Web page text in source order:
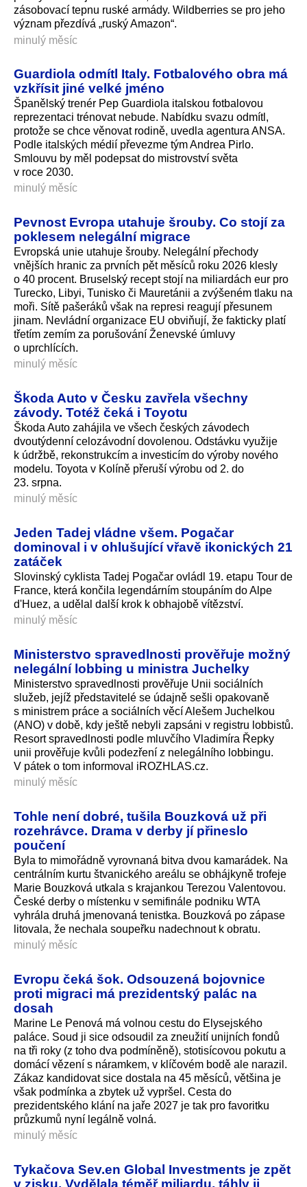
zásobovací tepnu ruské armády. Wildberries se pro jeho
význam přezdívá „ruský Amazon“.
minulý měsíc
Guardiola odmítl Italy. Fotbalového obra má
vzkřísit jiné velké jméno
Španělský trenér Pep Guardiola italskou fotbalovou
reprezentaci trénovat nebude. Nabídku svazu odmítl,
protože se chce věnovat rodině, uvedla agentura ANSA.
Podle italských médií převezme tým Andrea Pirlo.
Smlouvu by měl podepsat do mistrovství světa
v roce 2030.
minulý měsíc
Pevnost Evropa utahuje šrouby. Co stojí za
poklesem nelegální migrace
Evropská unie utahuje šrouby. Nelegální přechody
vnějších hranic za prvních pět měsíců roku 2026 klesly
o 40 procent. Bruselský recept stojí na miliardách eur pro
Turecko, Libyi, Tunisko či Mauretánii a zvýšeném tlaku na
moři. Sítě pašeráků však na represi reagují přesunem
jinam. Nevládní organizace EU obviňují, že fakticky platí
třetím zemím za porušování Ženevské úmluvy
o uprchlících.
minulý měsíc
Škoda Auto v Česku zavřela všechny
závody. Totéž čeká i Toyotu
Škoda Auto zahájila ve všech českých závodech
dvoutýdenní celozávodní dovolenou. Odstávku využije
k údržbě, rekonstrukcím a investicím do výroby nového
modelu. Toyota v Kolíně přeruší výrobu od 2. do
23. srpna.
minulý měsíc
Jeden Tadej vládne všem. Pogačar
dominoval i v ohlušující vřavě ikonických 21
zatáček
Slovinský cyklista Tadej Pogačar ovládl 19. etapu Tour de
France, která končila legendárním stoupáním do Alpe
d'Huez, a udělal další krok k obhajobě vítězství.
minulý měsíc
Ministerstvo spravedlnosti prověřuje možný
nelegální lobbing u ministra Juchelky
Ministerstvo spravedlnosti prověřuje Unii sociálních
služeb, jejíž představitelé se údajně sešli opakovaně
s ministrem práce a sociálních věcí Alešem Juchelkou
(ANO) v době, kdy ještě nebyli zapsáni v registru lobbistů.
Resort spravedlnosti podle mluvčího Vladimíra Řepky
unii prověřuje kvůli podezření z nelegálního lobbingu.
V pátek o tom informoval iROZHLAS.cz.
minulý měsíc
Tohle není dobré, tušila Bouzková už při
rozehrávce. Drama v derby jí přineslo
poučení
Byla to mimořádně vyrovnaná bitva dvou kamarádek. Na
centrálním kurtu štvanického areálu se obhájkyně trofeje
Marie Bouzková utkala s krajankou Terezou Valentovou.
České derby o místenku v semifinále podniku WTA
vyhrála druhá jmenovaná tenistka. Bouzková po zápase
litovala, že nechala soupeřku nadechnout k obratu.
minulý měsíc
Evropu čeká šok. Odsouzená bojovnice
proti migraci má prezidentský palác na
dosah
Marine Le Penová má volnou cestu do Elysejského
paláce. Soud ji sice odsoudil za zneužití unijních fondů
na tři roky (z toho dva podmíněně), stotisícovou pokutu a
domácí vězení s náramkem, v klíčovém bodě ale narazil.
Zákaz kandidovat sice dostala na 45 měsíců, většina je
však podmínka a zbytek už vypršel. Cesta do
prezidentského klání na jaře 2027 je tak pro favoritku
průzkumů nyní legálně volná.
minulý měsíc
Tykačova Sev.en Global Investments je zpět
v zisku. Vydělala téměř miliardu, táhly ji